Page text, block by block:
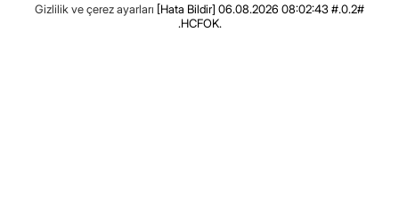
Gizlilik ve çerez ayarları [Hata Bildir] 06.08.2026 08:02:43 #.0.2#
.HCFOK.